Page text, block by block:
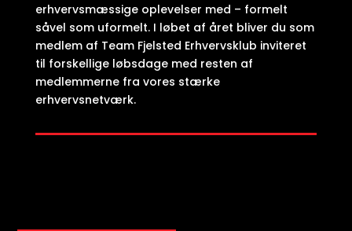
erhvervsmæssige oplevelser med – formelt
såvel som uformelt. I løbet af året bliver du som
medlem af Team Fjelsted Erhvervsklub inviteret
til forskellige løbsdage med resten af
medlemmerne fra vores stærke
erhvervsnetværk.